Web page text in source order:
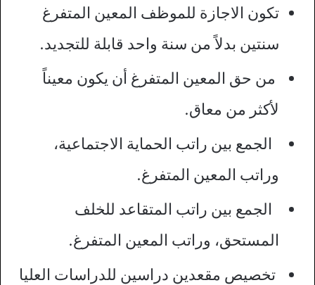
تكون الاجازة للموظف المعين المتفرغ
سنتين بدلاً من سنة واحد قابلة للتجديد.
من حق المعين المتفرغ أن يكون معيناً
لأكثر من معاق.
الجمع بين راتب الحماية الاجتماعية،
وراتب المعين المتفرغ.
الجمع بين راتب المتقاعد للخلف
المستحق، وراتب المعين المتفرغ.
تخصيص مقعدين دراسين للدراسات العليا